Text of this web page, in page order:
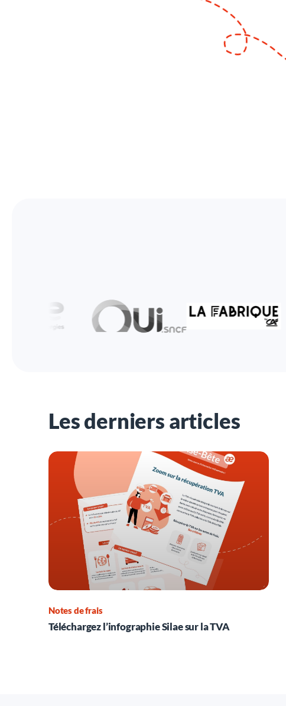
Les derniers articles
Notes de frais
Téléchargez l’infographie Silae sur la TVA